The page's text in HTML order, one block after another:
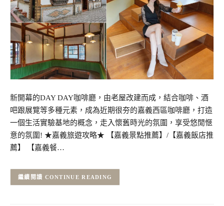
新開幕的DAY DAY咖啡廳，由老屋改建而成，結合咖啡、酒
吧跟展覽等多種元素，成為近期很夯的嘉義西區咖啡廳，打造
一個生活實驗基地的概念，走入懷舊時光的氛圍，享受悠閒愜
意的氛圍! ★嘉義旅遊攻略★ 【嘉義景點推薦】/【嘉義飯店推
薦】 【嘉義餐…
CONTINUE READING